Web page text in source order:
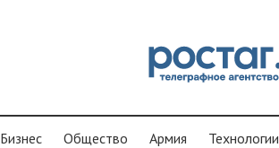
Бизнес Общество Армия Технологии